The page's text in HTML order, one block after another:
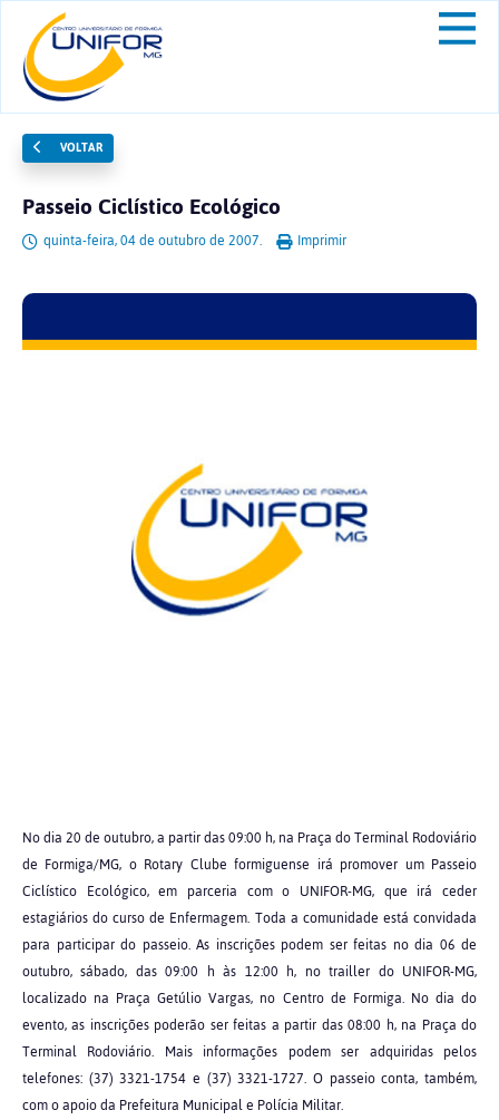
VOLTAR
Passeio Ciclístico Ecológico
quinta-feira, 04 de outubro de 2007. Imprimir
No dia 20 de outubro, a partir das 09:00 h, na Praça do Terminal Rodoviário
de Formiga/MG, o Rotary Clube formiguense irá promover um Passeio
Ciclístico Ecológico, em parceria com o UNIFOR-MG, que irá ceder
estagiários do curso de Enfermagem. Toda a comunidade está convidada
para participar do passeio. As inscrições podem ser feitas no dia 06 de
outubro, sábado, das 09:00 h às 12:00 h, no trailler do UNIFOR-MG,
localizado na Praça Getúlio Vargas, no Centro de Formiga. No dia do
evento, as inscrições poderão ser feitas a partir das 08:00 h, na Praça do
Terminal Rodoviário. Mais informações podem ser adquiridas pelos
telefones: (37) 3321-1754 e (37) 3321-1727. O passeio conta, também,
com o apoio da Prefeitura Municipal e Polícia Militar.